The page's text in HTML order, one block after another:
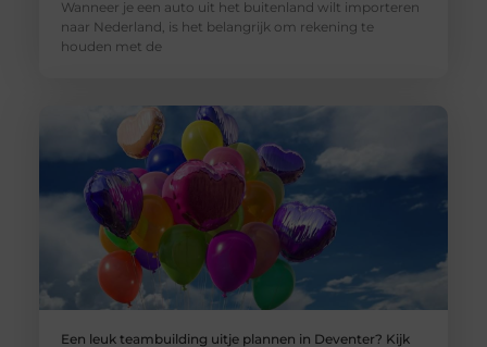
Wanneer je een auto uit het buitenland wilt importeren
naar Nederland, is het belangrijk om rekening te
houden met de
Een leuk teambuilding uitje plannen in Deventer? Kijk